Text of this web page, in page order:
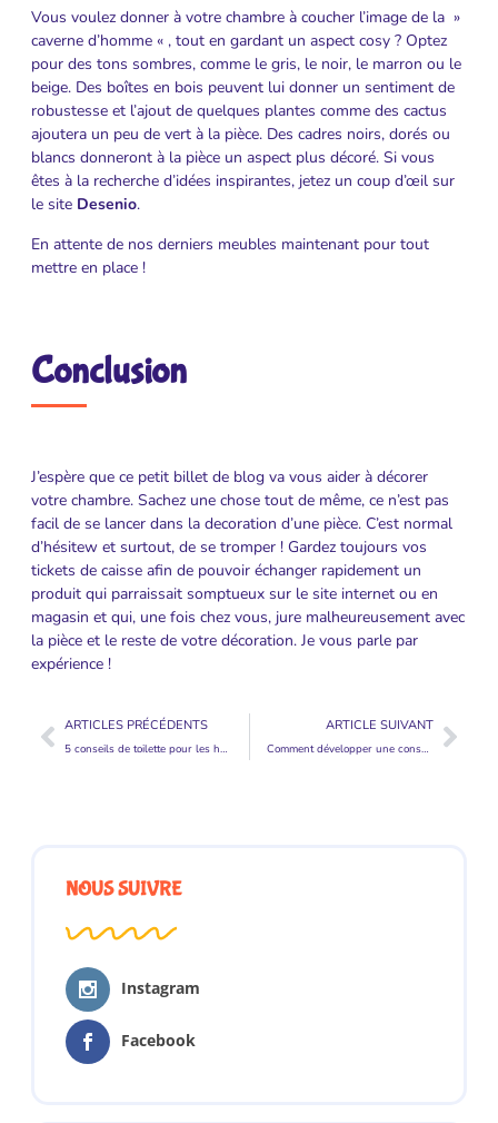
Vous voulez donner à votre chambre à coucher l’image de la »
caverne d’homme « , tout en gardant un aspect cosy ? Optez
pour des tons sombres, comme le gris, le noir, le marron ou le
beige. Des boîtes en bois peuvent lui donner un sentiment de
robustesse et l’ajout de quelques plantes comme des cactus
ajoutera un peu de vert à la pièce. Des cadres noirs, dorés ou
blancs donneront à la pièce un aspect plus décoré. Si vous
êtes à la recherche d’idées inspirantes, jetez un coup d’œil sur
le site Desenio.
En attente de nos derniers meubles maintenant pour tout
mettre en place !
Conclusion
J’espère que ce petit billet de blog va vous aider à décorer
votre chambre. Sachez une chose tout de même, ce n’est pas
facil de se lancer dans la decoration d’une pièce. C’est normal
d’hésitew et surtout, de se tromper ! Gardez toujours vos
tickets de caisse afin de pouvoir échanger rapidement un
produit qui parraissait somptueux sur le site internet ou en
magasin et qui, une fois chez vous, jure malheureusement avec
la pièce et le reste de votre décoration. Je vous parle par
expérience !
ARTICLES PRÉCÉDENTS
5 conseils de toilette pour les hommes lors d’un rendez-vous
ARTICLE SUIVANT
Comment développer une conscience positive de l’argent
NOUS SUIVRE
Instagram
Facebook